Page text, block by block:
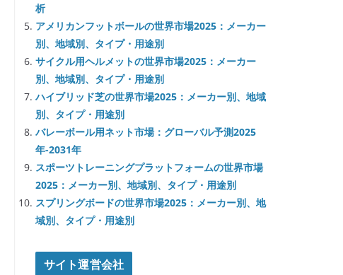
析
アメリカンフットボールの世界市場2025：メーカー
別、地域別、タイプ・用途別
サイクル用ヘルメットの世界市場2025：メーカー
別、地域別、タイプ・用途別
ハイブリッド芝の世界市場2025：メーカー別、地域
別、タイプ・用途別
バレーボール用ネット市場：グローバル予測2025
年-2031年
スポーツトレーニングプラットフォームの世界市場
2025：メーカー別、地域別、タイプ・用途別
スプリングボードの世界市場2025：メーカー別、地
域別、タイプ・用途別
サイト運営会社